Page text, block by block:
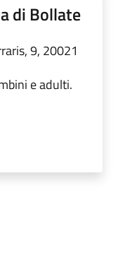
di Bollate
9, 20021
e adulti.